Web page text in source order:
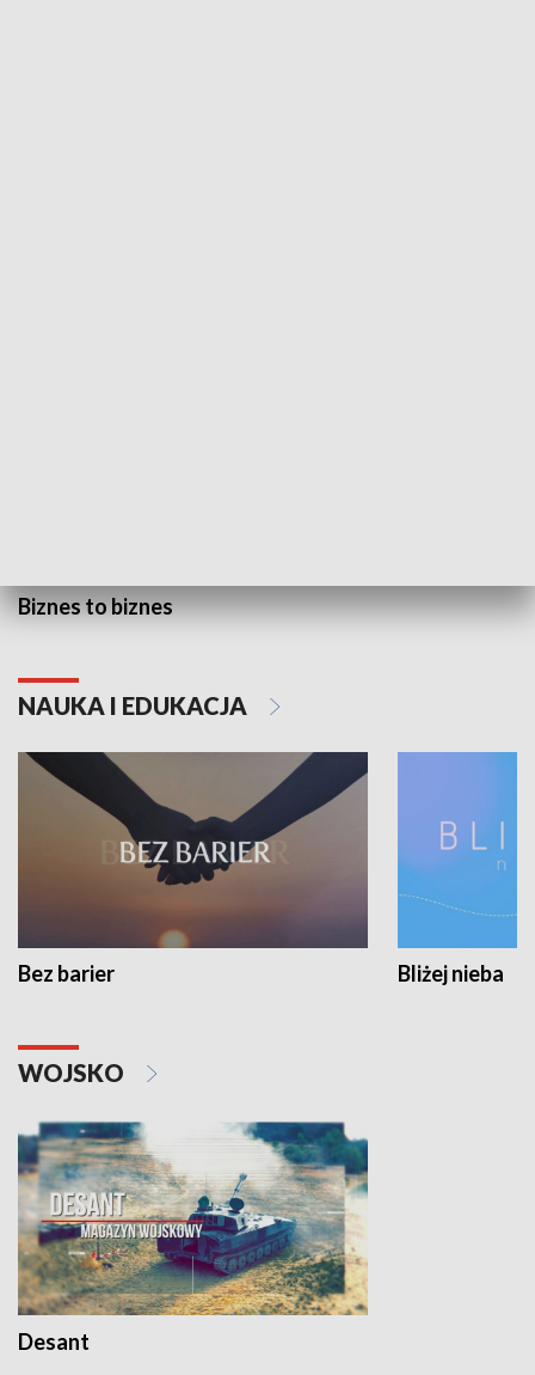
Biznes to biznes
NAUKA I EDUKACJA
Bez barier Bliżej nieba
WOJSKO
Desant